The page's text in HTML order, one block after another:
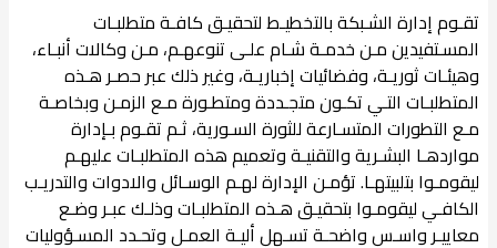
تقـوم إدارة الشـبكة بالتخطيـط لتحقيـق كافـة متطلبـات
المسـتفيدين مـن خدمـة شـام علـى تنوعهـم، مـن وكالات أنبـاء،
وهيئـات ثوريـة، وفضائيات إخباريـة، وغير ذلك عبر حصـر هـذه
المتطلبـات التـي تكـون متجـددة ومتطـورة مـع الزمـن وبخاصـة
مـع التطورات المتسـارعة للثورة السـورية، ثـم تقـوم بـإدارة
مواردهـا البشـرية والتقنيـة وتعميم هذه المتطلبـات عليهـم
ليقومـوا بتلبيتهـا. تؤمـن الإدارة لهـم الوسـائل والادوات والتدريـب
الكافـي ليقومـوا بتحقيـق هـذه المتطلبـات وذلـك عبـر وضـع
معاييـر واسـس واضحـة تسـهل أليـة العمـل وتحـدد المسـؤوليات